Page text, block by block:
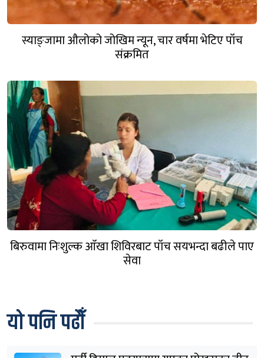
स्याङ्जामा औलोको जोखिम न्यून, चार वर्षमा भेटिए पाँच
संक्रमित
बिरुवामा निःशुल्क आँखा शिविरबाट पाँच सयभन्दा बढीले पाए
सेवा
यो पनि पढौँ